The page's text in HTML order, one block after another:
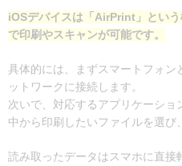
iOSデバイスは「AirPrint」とい
で印刷やスキャンが可能です。
具体的には、まずスマートフォン
ットワークに接続します。
次いで、対応するアプリケーシ
中から印刷したいファイルを選び
読み取ったデータはスマホに直接